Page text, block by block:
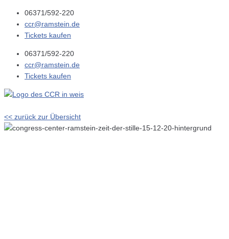
06371/592-220
ccr@ramstein.de
Tickets kaufen
06371/592-220
ccr@ramstein.de
Tickets kaufen
<< zurück zur Übersicht